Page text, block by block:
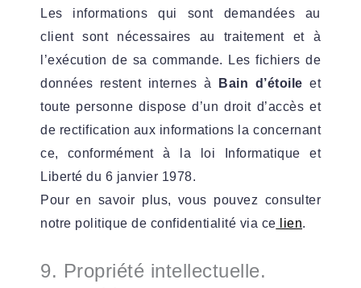
Les informations qui sont demandées au
client sont nécessaires au traitement et à
l’exécution de sa commande. Les fichiers de
données restent internes à
Bain d’étoile et
toute personne dispose d’un droit d’accès et
de rectification aux informations la concernant
ce, conformément à la loi Informatique et
Liberté du 6 janvier 1978.
Pour en savoir plus, vous pouvez consulter
notre politique de confidentialité via ce
lien.
9. Propriété intellectuelle.